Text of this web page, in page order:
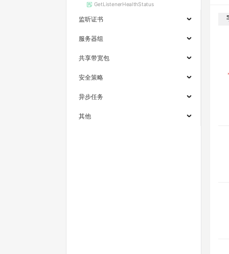
GetListenerHealthStatus
监听证书
服务器组
共享带宽包
安全策略
异步任务
其他